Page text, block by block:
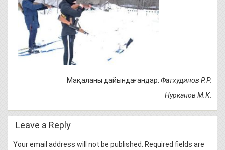
Мақаланы дайындағандар: Фатхудинов Р.Р.
Нурканов М.К.
Leave a Reply
Your email address will not be published. Required fields are